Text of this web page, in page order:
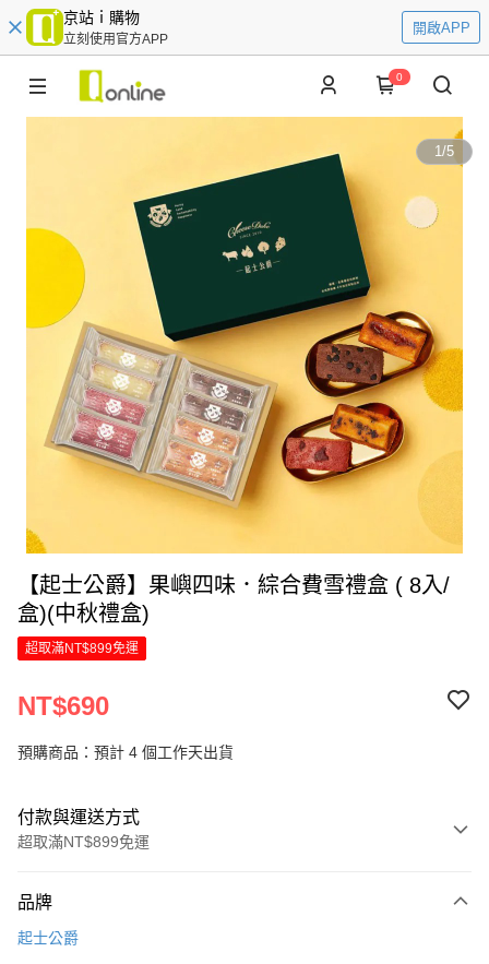
京站ｉ購物
立刻使用官方APP
開啟APP
0
1/5
【起士公爵】果嶼四味．綜合費雪禮盒 ( 8入/
盒)(中秋禮盒)
超取滿NT$899免運
NT$690
預購商品：預計 4 個工作天出貨
付款與運送方式
超取滿NT$899免運
信用卡一次付款
品牌
起士公爵